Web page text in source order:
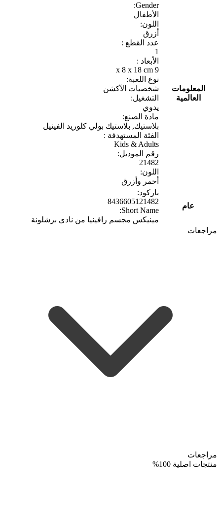
المعلومات
العالمية
Gender:
الأطفال
اللون:
أزرق
عدد القطع :
1
الأبعاد :
9 x 8 x 18 cm
نوع اللعبة:
شخصيات الآكشن
التشغيل:
يدوي
مادة الصنع:
بلاستيك, بلاستيك بولي كلوريد الفينيل
الفئة المستهدفة :
Kids & Adults
رقم الموديل:
21482
اللون:
أحمر وأزرق
عام
باركود:
8436605121482
Short Name:
مينيكس مجسم رافينيا من نادي برشلونة
مراجعات
مراجعات
منتجات اصلية 100%